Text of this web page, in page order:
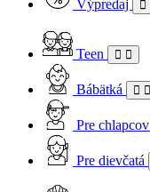
Výpredaj
Teen
Bábätká
Pre chlapcov
Pre dievčatá